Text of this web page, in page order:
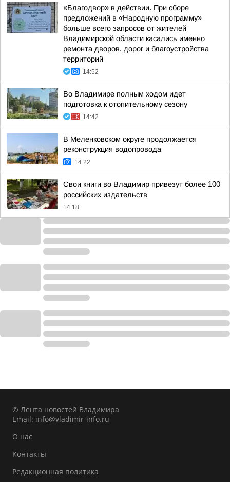
«Благодвор» в действии. При сборе
предложений в «Народную программу»
больше всего запросов от жителей
Владимирской области касались именно
ремонта дворов, дорог и благоустройства
территорий
14:52
Во Владимире полным ходом идет
подготовка к отопительному сезону
14:42
В Меленковском округе продолжается
реконструкция водопровода
14:22
Свои книги во Владимир привезут более 100
российских издательств
14:18
© Лента новостей Владимира
Email: info@vladimir-info.ru
О нас
Контакты
Редакционная политика